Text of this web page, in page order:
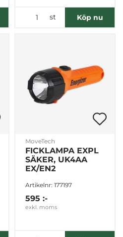
st Köp nu
MoveTech
FICKLAMPA EXPL
SÄKER, UK4AA
EX/EN2
Artikelnr: 177197
595 :-
exkl. moms